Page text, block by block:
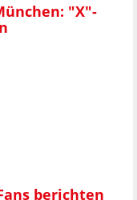
"X"-
berichten